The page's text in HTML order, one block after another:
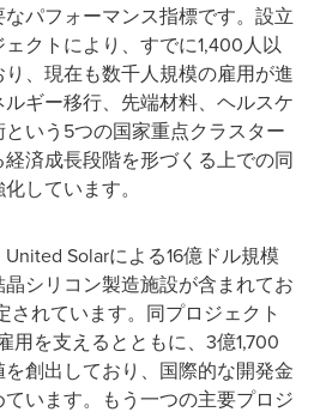
パフォーマンス指標です。設立
クトにより、すでに1,400人以
、現在も数千人規模の雇用が進
ギー移行、先端材料、ヘルスケ
いう5つの国家重点クラスター
済成長段階を形づくる上での同
しています。
Solarによる16億ドル規模
シリコン製造施設が含まれてお
されています。同プロジェクト
用を支えるとともに、3億1,700
創出しており、国際的な開発金
います。もう一つの主要プロジ